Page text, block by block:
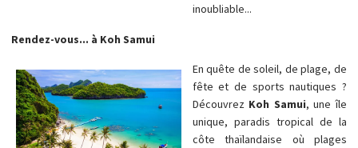
inoubliable...
Rendez-vous... à Koh Samui
En quête de soleil, de plage, de
fête et de sports nautiques ?
Découvrez Koh Samui, une île
unique, paradis tropical de la
côte thaïlandaise où plages